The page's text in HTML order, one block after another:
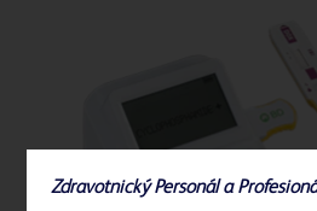
Zdravotnický Personál a